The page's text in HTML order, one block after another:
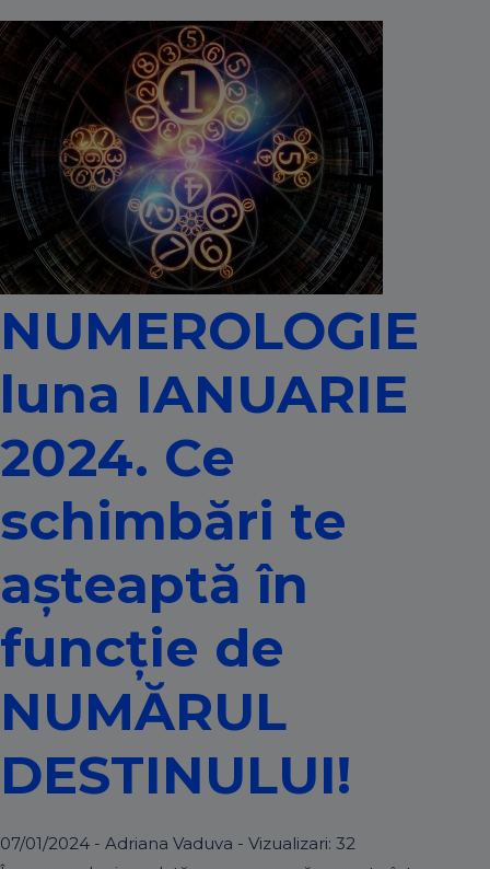
NUMEROLOGIE
luna IANUARIE
2024. Ce
schimbări te
așteaptă în
funcție de
NUMĂRUL
DESTINULUI!
07/01/2024 - Adriana Vaduva - Vizualizari: 32